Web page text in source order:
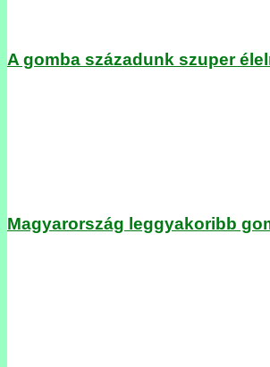
A gomba századunk szuper
Magyarország leggyakoribb